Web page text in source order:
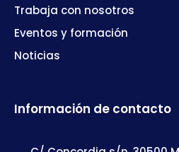
Trabaja con nosotros
Eventos y formación
Noticias
Información de contacto